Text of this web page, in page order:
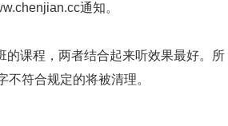
通知。
的课程，两者结合起来听效果最好。所
不符合规定的将被清理。